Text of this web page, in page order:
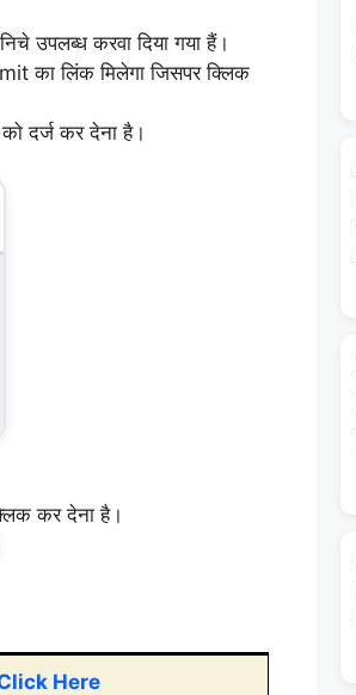
उपलब्ध करवा दिया गया हैं।
का लिंक मिलेगा जिसपर क्लिक
दर्ज कर देना है।
कर देना है।
Here